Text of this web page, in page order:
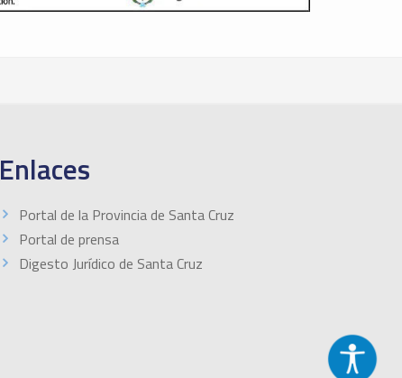
Enlaces
Portal de la Provincia de Santa Cruz
Portal de prensa
Digesto Jurídico de Santa Cruz